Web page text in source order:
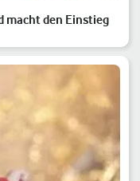
macht den Einstieg